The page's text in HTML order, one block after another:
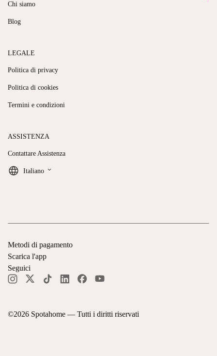
Chi siamo
Blog
LEGALE
Politica di privacy
Politica di cookies
Termini e condizioni
ASSISTENZA
Contattare Assistenza
Italiano keyboard_arrow_down
©2026 Spotahome — Tutti i diritti riservati
Metodi di pagamento
Scarica l'app
Seguici